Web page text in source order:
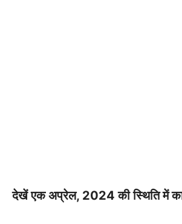
देखें एक अप्रेल, 2024 की स्थिति में